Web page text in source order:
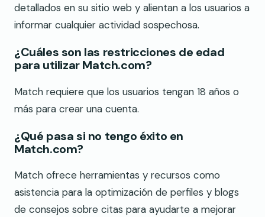
detallados en su sitio web y alientan a los usuarios a
informar cualquier actividad sospechosa.
¿Cuáles son las restricciones de edad
para utilizar Match.com?
Match requiere que los usuarios tengan 18 años o
más para crear una cuenta.
¿Qué pasa si no tengo éxito en
Match.com?
Match ofrece herramientas y recursos como
asistencia para la optimización de perfiles y blogs
de consejos sobre citas para ayudarte a mejorar